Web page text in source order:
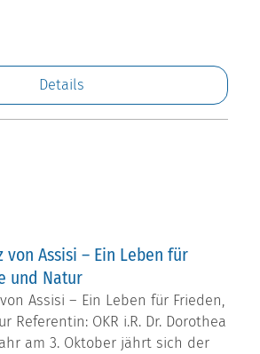
Details
von Assisi – Ein Leben für
und Natur
Assisi – Ein Leben für Frieden,
Referentin: OKR i.R. Dr. Dorothea
am 3. Oktober jährt sich der